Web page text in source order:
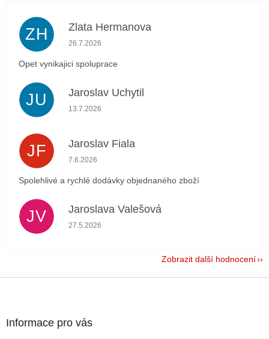
ZH Zlata Hermanova
Hodnocení obchodu je 5 z 5 hvězdiček.
26.7.2026
Opet vynikajici spoluprace
JU Jaroslav Uchytil
Hodnocení obchodu je 5 z 5 hvězdiček.
13.7.2026
JF Jaroslav Fiala
Hodnocení obchodu je 5 z 5 hvězdiček.
7.6.2026
Spolehlivé a rychlé dodávky objednaného zboží
JV Jaroslava Valešová
Hodnocení obchodu je 5 z 5 hvězdiček.
27.5.2026
Zobrazit další hodnocení
Informace pro vás